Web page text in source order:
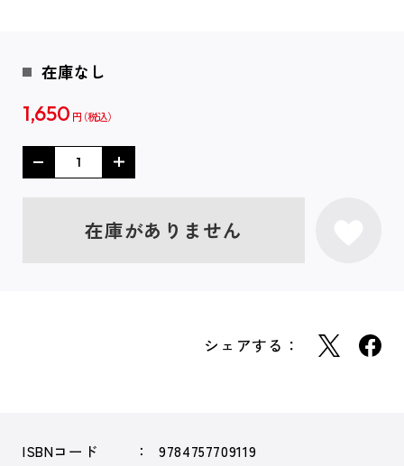
在庫なし
1,650 円
在庫がありません
シェアする：
ISBNコード
9784757709119